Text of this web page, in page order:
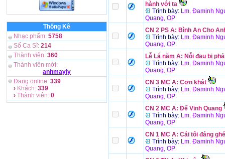
Thống Kê
Nhạc phẩm: 5758
Số Ca Sĩ: 214
Thành viên: 360
Thành viên mới:
anhmayly
Đang online: 339
› Khách: 339
› Thành viên: 0
hành với ta
Trình bày: Lm. Đaminh
Quang, OP
CN 2 PS A: Bình An Cho
Trình bày: Lm. Đaminh
Quang, OP
Lễ Lá năm A: Nỗi đau bị
Trình bày: Lm. Đaminh
Quang, OP
CN 3 MC A: Cơn khát
Trình bày: Lm. Đaminh
Quang, OP
CN 2 MC A: Để Vinh Quang
Trình bày: Lm. Đaminh
Quang, OP
CN 1 MC A: Cái tôi đáng
Trình bày: Lm. Đaminh
Quang, OP